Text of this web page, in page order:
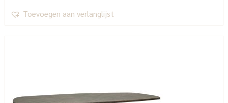
Toevoegen aan verlanglijst